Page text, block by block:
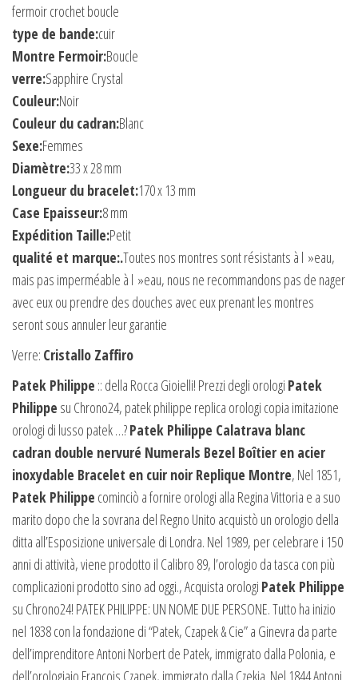
fermoir crochet boucle
type de bande:cuir
Montre Fermoir:Boucle
verre:Sapphire Crystal
Couleur:Noir
Couleur du cadran:Blanc
Sexe:Femmes
Diamètre:33 x 28 mm
Longueur du bracelet:170 x 13 mm
Case Epaisseur:8 mm
Expédition Taille:Petit
qualité et marque:.Toutes nos montres sont résistants à l »eau,
mais pas imperméable à l »eau, nous ne recommandons pas de nager
avec eux ou prendre des douches avec eux prenant les montres
seront sous annuler leur garantie
Verre: Cristallo Zaffiro
Patek Philippe :: della Rocca Gioielli! Prezzi degli orologi Patek
Philippe su Chrono24, patek philippe replica orologi copia imitazione
orologi di lusso patek …?Patek Philippe Calatrava blanc
cadran double nervuré Numerals Bezel Boîtier en acier
inoxydable Bracelet en cuir noir Replique Montre, Nel 1851,
Patek Philippe cominciò a fornire orologi alla Regina Vittoria e a suo
marito dopo che la sovrana del Regno Unito acquistò un orologio della
ditta all’Esposizione universale di Londra. Nel 1989, per celebrare i 150
anni di attività, viene prodotto il Calibro 89, l’orologio da tasca con più
complicazioni prodotto sino ad oggi., Acquista orologi Patek Philippe
su Chrono24! PATEK PHILIPPE: UN NOME DUE PERSONE. Tutto ha inizio
nel 1838 con la fondazione di “Patek, Czapek & Cie” a Ginevra da parte
dell’imprenditore Antoni Norbert de Patek, immigrato dalla Polonia, e
dell’orologiaio François Czapek, immigrato dalla Czekia. Nel 1844 Antoni